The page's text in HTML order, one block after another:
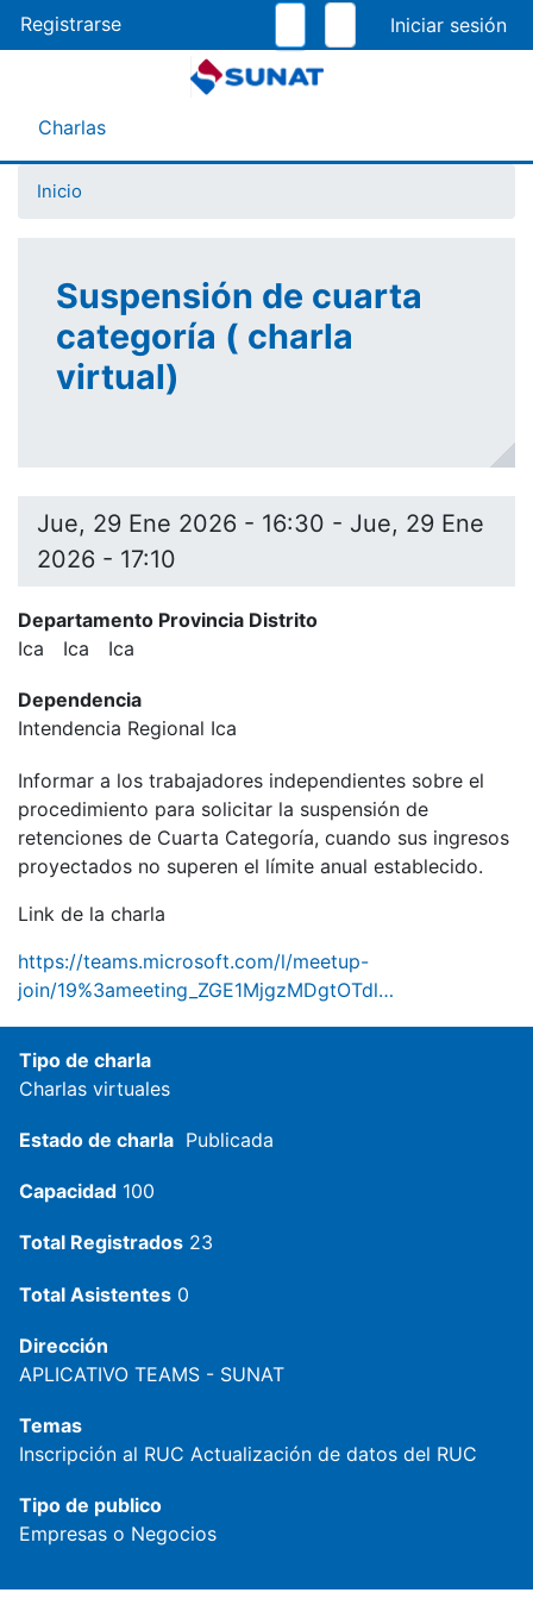
al
contenido
Registrarse
Menú Asistente
Charlas
Inicio
Suspensión de cuarta
categoría ( charla
virtual)
Jue, 29 Ene 2026 - 16:30 - Jue, 29 Ene
2026 - 17:10
Departamento Provincia Distrito
Ica
Ica Ica
Dependencia
Intendencia Regional Ica
Informar a los trabajadores independientes sobre el
procedimiento para solicitar la suspensión de
retenciones de Cuarta Categoría, cuando sus ingresos
proyectados no superen el límite anual establecido.
Link de la charla
https://teams.microsoft.com/l/meetup-
join/19%3ameeting_ZGE1MjgzMDgtOTdl…
Tipo de charla
Charlas virtuales
Estado de charla Publicada
Capacidad 100
Total Registrados 23
Total Asistentes 0
Dirección
APLICATIVO TEAMS - SUNAT
Temas
Inscripción al RUC Actualización de datos del RUC
Tipo de publico
Empresas o Negocios